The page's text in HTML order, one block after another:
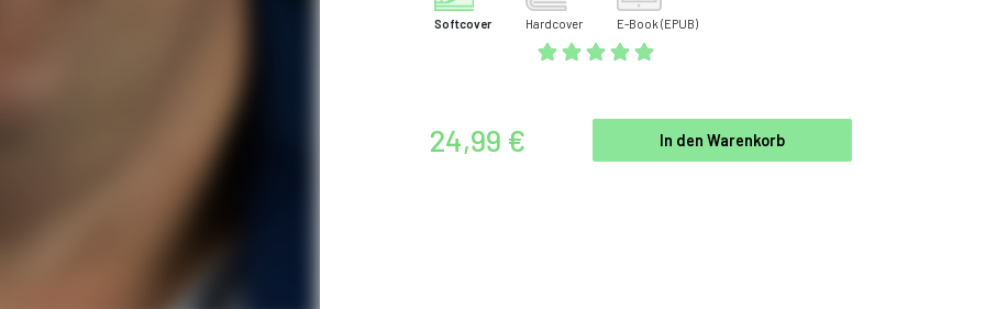
Softcover Hardcover E-Book (EPUB)
24,99 € In den Warenkorb